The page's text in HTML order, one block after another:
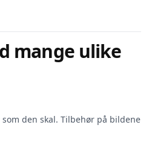
mange ulike
den skal. Tilbehør på bildene